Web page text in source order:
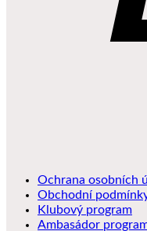
Ochrana osobních
Obchodní
Klubový program
Ambasádor